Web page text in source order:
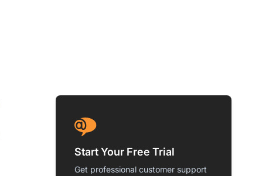
Start Your Free Trial
Get professional customer support